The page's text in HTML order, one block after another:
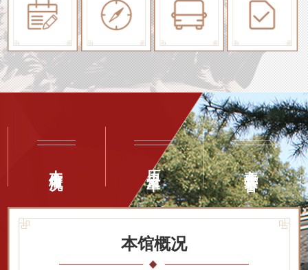
历史沿革 主要荣誉
本馆概况